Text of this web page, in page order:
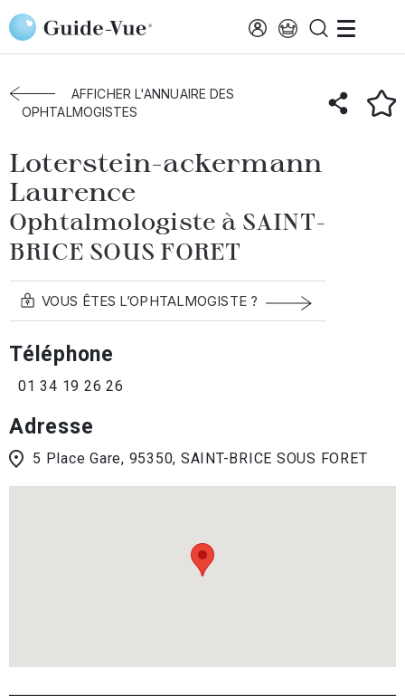
Aller au contenu principal
Accueil
Annuaire des ophtalmologistes
Saint-Brice-Sous-Foret
AFFICHER L'ANNUAIRE DES
OPHTALMOGISTES
Loterstein-ackermann
Laurence
Ophtalmologiste à SAINT-
BRICE SOUS FORET
VOUS ÊTES L’OPHTALMOGISTE ?
Téléphone
01 34 19 26 26
Adresse
5 Place Gare, 95350, SAINT-BRICE SOUS FORET